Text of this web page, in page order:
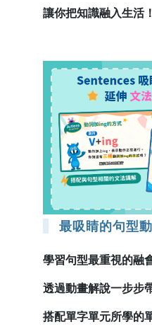
讓你把知識融入生活！
最吸睛的句型
學習句型最重視的融
透過動畫解說一步步
搭配單字單元所學的